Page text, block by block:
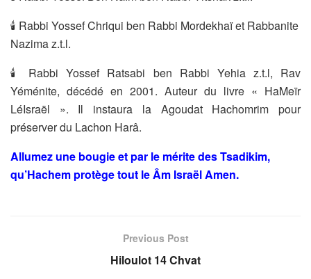
🕯 Rabbi Yossef Chriqui ben Rabbi Mordekhaï et Rabbanite
Nazima z.t.l.
🕯 Rabbi Yossef Ratsabi ben Rabbi Yehia z.t.l, Rav
Yéménite, décédé en 2001. Auteur du livre « HaMeïr
LéIsraël ». Il instaura la Agoudat Hachomrim pour
préserver du Lachon Harâ.
Allumez une bougie et par le mérite des Tsadikim,
qu’Hachem protège tout le Âm Israël Amen.
Previous Post
Hiloulot 14 Chvat